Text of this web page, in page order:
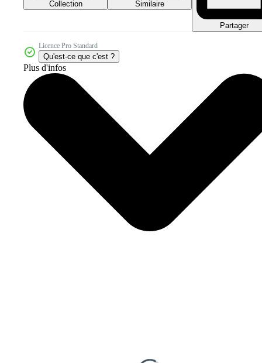
Collection Similaire
Partager
Licence Pro Standard
Qu'est-ce que c'est ?
Plus d'infos